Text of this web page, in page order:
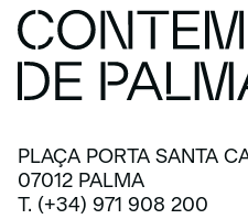
PLAÇA PORTA SANTA
07012 PALMA
T. (+34) 971 908 200